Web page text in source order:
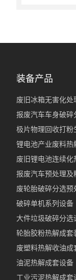
装备产品
废旧冰箱无害化
报废汽车车身破碎
极片物理回收打粉
锂电池产业废料热
废旧锂电池连续
报废汽车预处理及
废轮胎破碎分选预
破碎单机系列设备
大件垃圾破碎分选
轮胎胶粉热解成套
废塑料热解收油成
油泥热解成套设备
工业污泥热解成套